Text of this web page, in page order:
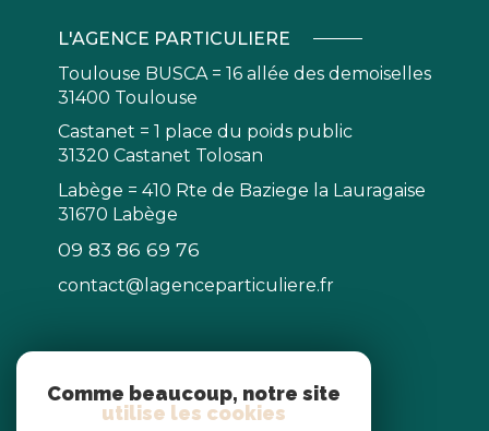
L'AGENCE PARTICULIERE
Toulouse BUSCA = 16 allée des demoiselles
31400 Toulouse
Castanet = 1 place du poids public
31320 Castanet Tolosan
Labège = 410 Rte de Baziege la Lauragaise
31670 Labège
09 83 86 69 76
contact@lagenceparticuliere.fr
Nous suivre
Comme beaucoup, notre site
utilise les cookies